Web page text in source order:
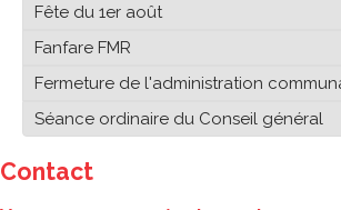
Fête du 1er août
Fanfare FMR
Fermeture de l'administration
Séance ordinaire du Conseil général
Contact